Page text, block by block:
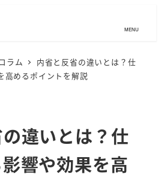
MENU
コラム
内省と反省の違いとは？仕
高めるポイントを解説
違いとは？仕
響や効果を高